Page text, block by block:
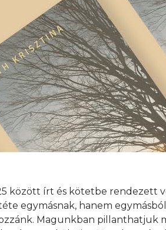
között írt és kötetbe rendezett
egymásnak, hanem
Magunkban pillanthatjuk